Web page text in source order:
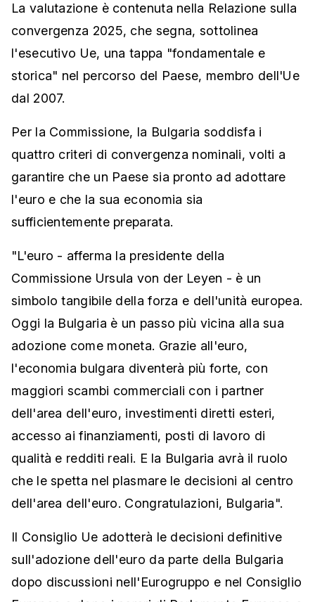
La valutazione è contenuta nella Relazione sulla
convergenza 2025, che segna, sottolinea
l'esecutivo Ue, una tappa "fondamentale e
storica" nel percorso del Paese, membro dell'Ue
dal 2007.
Per la Commissione, la Bulgaria soddisfa i
quattro criteri di convergenza nominali, volti a
garantire che un Paese sia pronto ad adottare
l'euro e che la sua economia sia
sufficientemente preparata.
"L'euro - afferma la presidente della
Commissione Ursula von der Leyen - è un
simbolo tangibile della forza e dell'unità europea.
Oggi la Bulgaria è un passo più vicina alla sua
adozione come moneta. Grazie all'euro,
l'economia bulgara diventerà più forte, con
maggiori scambi commerciali con i partner
dell'area dell'euro, investimenti diretti esteri,
accesso ai finanziamenti, posti di lavoro di
qualità e redditi reali. E la Bulgaria avrà il ruolo
che le spetta nel plasmare le decisioni al centro
dell'area dell'euro. Congratulazioni, Bulgaria".
Il Consiglio Ue adotterà le decisioni definitive
sull'adozione dell'euro da parte della Bulgaria
dopo discussioni nell'Eurogruppo e nel Consiglio